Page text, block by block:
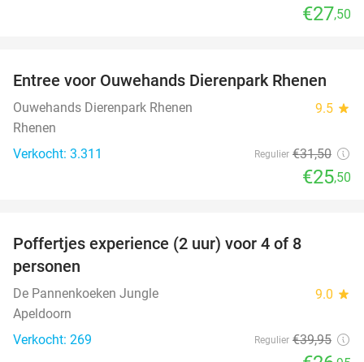
€27,50
19%
Entree voor Ouwehands Dierenpark Rhenen
Ouwehands Dierenpark Rhenen 9.5 star
Rhenen
Verkocht: 3.311
Regulier €31,50
€25,50
Poffertjes experience (2 uur) voor 4 of 8
personen
De Pannenkoeken Jungle 9.0 star
Apeldoorn
Verkocht: 269
Regulier €39,95